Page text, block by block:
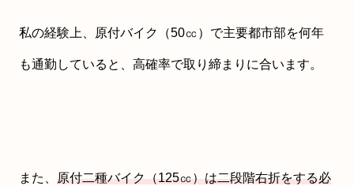
私の経験上、原付バイク（50㏄）で主要都市部を何年
も通勤していると、高確率で取り締まりに合います。
また、 原付二種バイク（125㏄）は二段階右折をする必